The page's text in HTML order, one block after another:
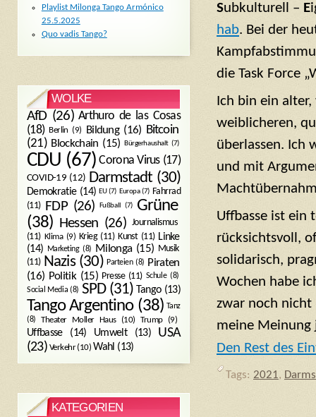
Subkulturell – E
hab. Bei der
die Task Force
Ich bin ein
weiblicheren,
überlassen. Ich
und mit
Uffbasse ist ein
rücksichtsvoll,
solidarisch,
Wochen habe
zwar noch nicht
meine Meinung
Den Rest des
Tags: 2021,
Playlist Milonga Tango Armónico
25.5.2025
Quo vadis Tango?
WOLKE
AfD(26) Arthuro de las Cosas
(18) Berlin (9) Bildung(16) Bitcoin
(21) Blockchain (15) Bürgerhaushalt (7)
CDU (67) Corona Virus(17)
COVID-19 (12) Darmstadt (30)
Demokratie(14) EU(7) Europa(7) Fahrrad
(11)
FDP(26) Fußball (7)
Grüne
(38) Hessen (26) Journalismus
(11) Klima(9) Krieg(11) Kunst(11) Linke
(14) Marketing(8) Milonga(15) Musik
(11) Nazis(30) Parteien(8) Piraten
(16) Politik(15) Presse(11) Schule(8)
Social Media (8) SPD(31) Tango(13)
Tango Argentino(38) Tanz
(8)
Theater Moller Haus(10) Trump(9)
Uffbasse(14) Umwelt(13)
USA
(23) Verkehr(10) Wahl (13)
KATEGORIEN